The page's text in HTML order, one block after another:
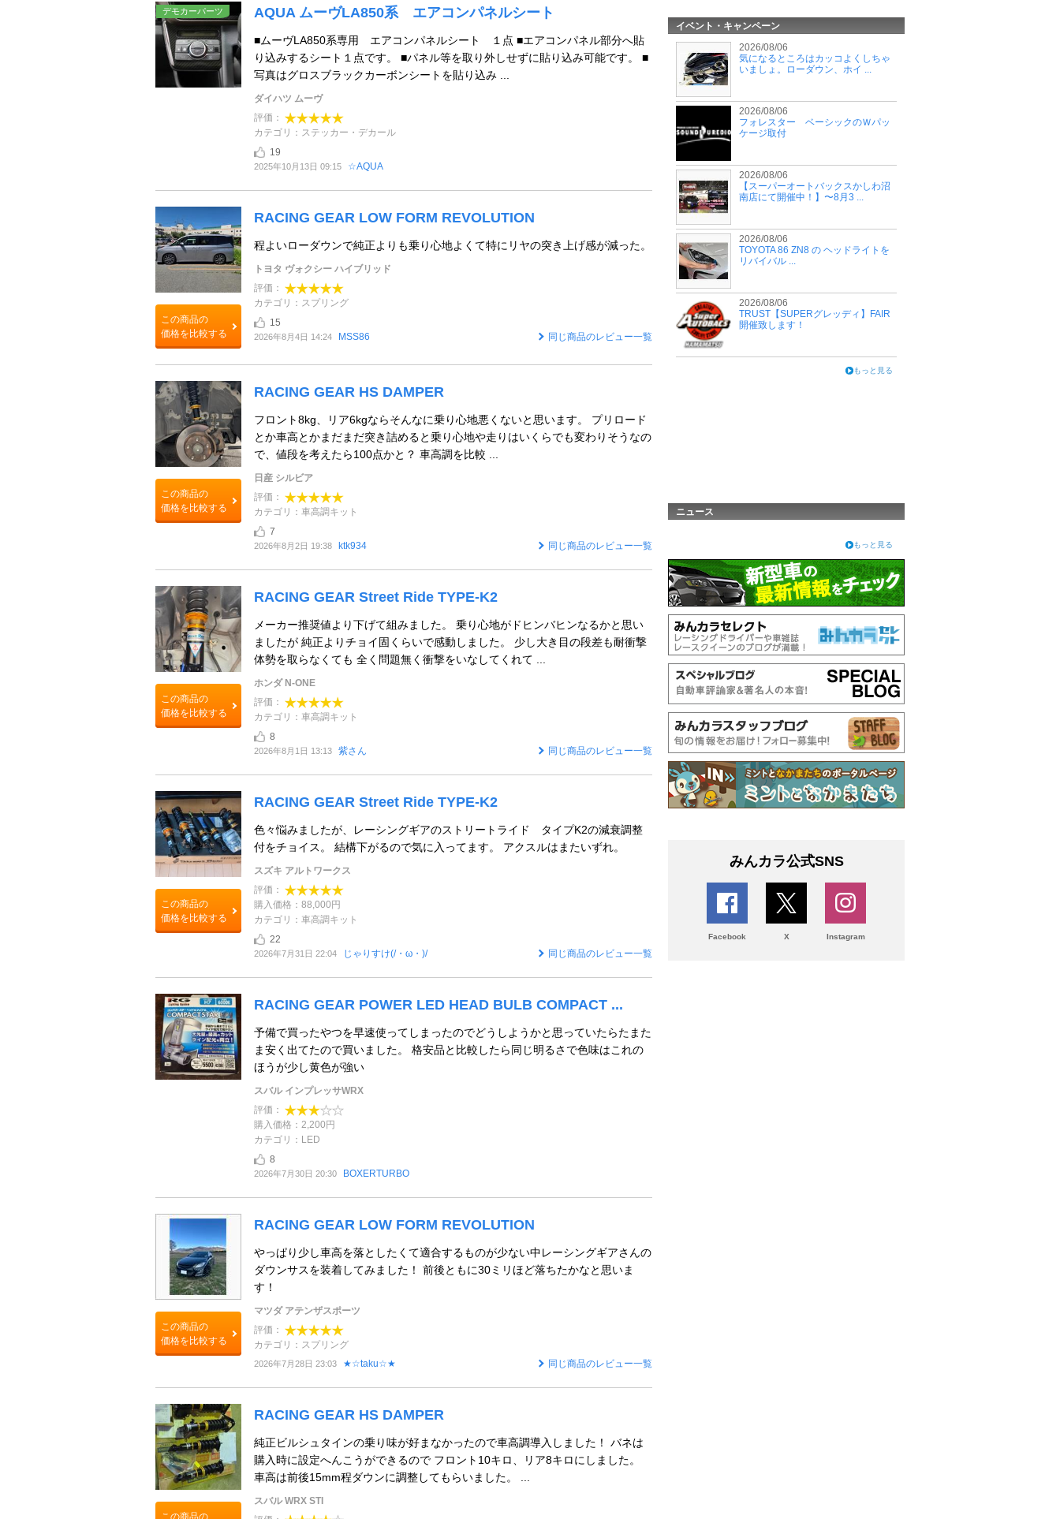
デモカーパーツ AQUA ムーヴLA850系 エアコンパネルシート
■ムーヴLA850系専用 エアコンパネルシート １点 ■エアコンパネル部分へ貼
り込みするシート１点です。 ■パネル等を取り外しせずに貼り込み可能です。 ■
写真はグロスブラックカーボンシートを貼り込み ...
ダイハツ ムーヴ
評価：
カテゴリ：ステッカー・デカール
19
2025年10月13日 09:15 ☆AQUA
この商品の
価格を比較する
RACING GEAR LOW FORM REVOLUTION
程よいローダウンで純正よりも乗り心地よくて特にリヤの突き上げ感が減った。
トヨタ ヴォクシー ハイブリッド
評価：
カテゴリ：スプリング
15
2026年8月4日 14:24 MSS86 同じ商品のレビュー一覧
この商品の
価格を比較する
RACING GEAR HS DAMPER
フロント8kg、リア6kgならそんなに乗り心地悪くないと思います。 プリロード
とか車高とかまだまだ突き詰めると乗り心地や走りはいくらでも変わりそうなの
で、値段を考えたら100点かと？ 車高調を比較 ...
日産 シルビア
評価：
カテゴリ：車高調キット
7
2026年8月2日 19:38 ktk934 同じ商品のレビュー一覧
この商品の
価格を比較する
RACING GEAR Street Ride TYPE-K2
メーカー推奨値より下げて組みました。 乗り心地がドヒンバヒンなるかと思い
ましたが 純正よりチョイ固くらいで感動しました。 少し大き目の段差も耐衝撃
体勢を取らなくても 全く問題無く衝撃をいなしてくれて ...
ホンダ N-ONE
評価：
カテゴリ：車高調キット
8
2026年8月1日 13:13 紫さん 同じ商品のレビュー一覧
この商品の
価格を比較する
RACING GEAR Street Ride TYPE-K2
色々悩みましたが、レーシングギアのストリートライド タイプK2の減衰調整
付をチョイス。 結構下がるので気に入ってます。 アクスルはまたいずれ。
スズキ アルトワークス
評価：
購入価格：88,000円
カテゴリ：車高調キット
22
2026年7月31日 22:04 じゃりすけ(/・ω・)/ 同じ商品のレビュー一覧
RACING GEAR POWER LED HEAD BULB COMPACT ...
予備で買ったやつを早速使ってしまったのでどうしようかと思っていたらたまた
ま安く出てたので買いました。 格安品と比較したら同じ明るさで色味はこれの
ほうが少し黄色が強い
スバル インプレッサWRX
評価：
購入価格：2,200円
カテゴリ：LED
8
2026年7月30日 20:30 BOXERTURBO
この商品の
価格を比較する
RACING GEAR LOW FORM REVOLUTION
やっぱり少し車高を落としたくて適合するものが少ない中レーシングギアさんの
ダウンサスを装着してみました！ 前後ともに30ミリほど落ちたかなと思いま
す！
マツダ アテンザスポーツ
評価：
カテゴリ：スプリング
2026年7月28日 23:03 ★☆taku☆★ 同じ商品のレビュー一覧
この商品の
RACING GEAR HS DAMPER
純正ビルシュタインの乗り味が好まなかったので車高調導入しました！ バネは
購入時に設定へんこうができるので フロント10キロ、リア8キロにしました。
車高は前後15mm程ダウンに調整してもらいました。 ...
スバル WRX STI
イベント・キャンペーン
2026/08/06
気になるところはカッコよくしちゃ
いましょ。ローダウン、ホイ ...
2026/08/06
フォレスター ベーシックのＷパッ
ケージ取付
2026/08/06
【スーパーオートバックスかしわ沼
南店にて開催中！】〜8月3 ...
2026/08/06
TOYOTA 86 ZN8 の ヘッドライトを
リバイバル ...
2026/08/06
TRUST【SUPERグレッディ】FAIR
開催致します！
もっと見る
ニュース
もっと見る
みんカラ公式SNS
Facebook X Instagram